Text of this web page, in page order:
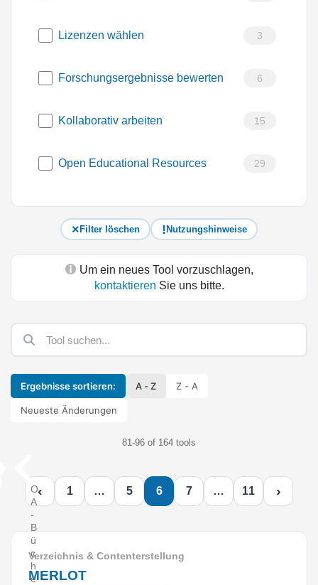
Lizenzen wählen 3
Forschungsergebnisse bewerten 6
Kollaborativ arbeiten 15
Open Educational Resources 29
Filter löschen Nutzungshinweise
Um ein neues Tool vorzuschlagen,
kontaktieren Sie uns bitte.
Ergebnisse sortieren: A - Z Z - A
Neueste Änderungen
81-96 of 164 tools
O
A
-
B
ü
c
h
e
‹ 1 … 5 6 7 … 11 ›
Verzeichnis & Contenterstellung
MERLOT